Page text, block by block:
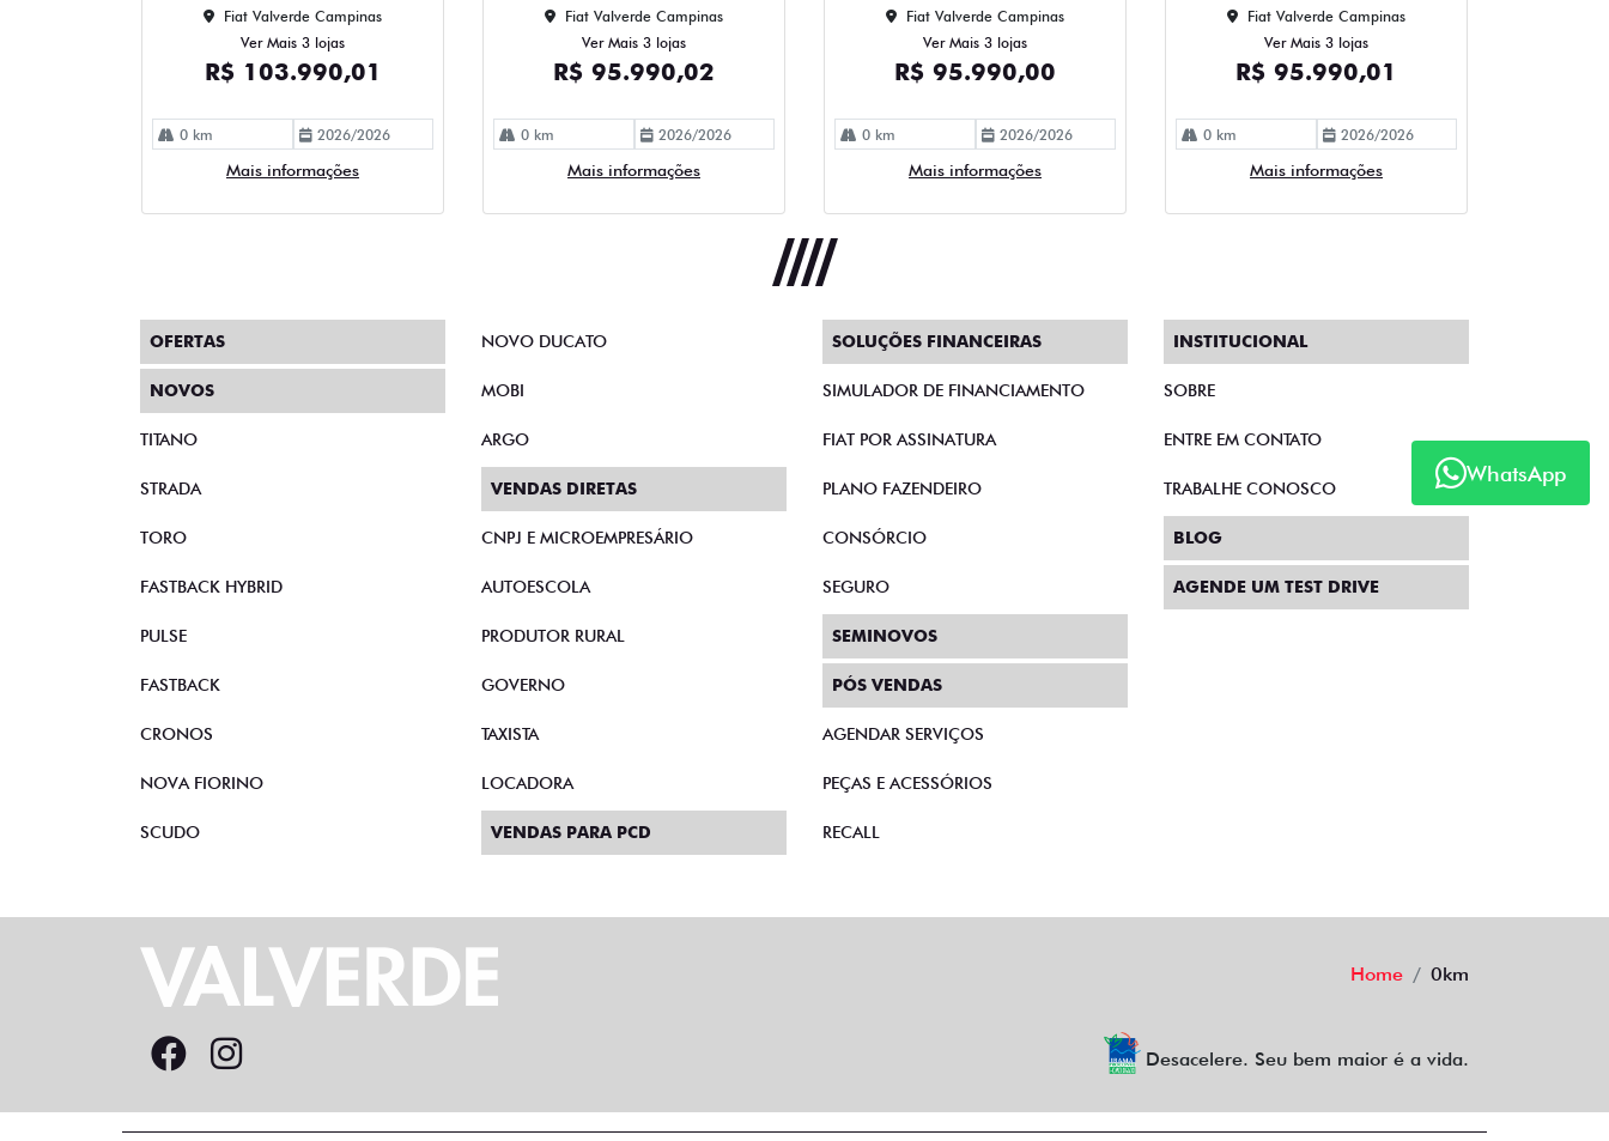
Fiat Valverde Campinas
Ver Mais 3 lojas
R$ 103.990,01
0 km 2026/2026
Mais informações
Fiat Valverde Campinas
Ver Mais 3 lojas
R$ 95.990,02
0 km 2026/2026
Mais informações
Fiat Valverde Campinas
Ver Mais 3 lojas
R$ 95.990,00
0 km 2026/2026
Mais informações
Fiat Valverde Campinas
Ver Mais 3 lojas
R$ 95.990,01
0 km 2026/2026
Mais informações
WhatsApp
OFERTAS
NOVOS
TITANO
STRADA
TORO
FASTBACK HYBRID
PULSE
FASTBACK
CRONOS
NOVA FIORINO
SCUDO
NOVO DUCATO
MOBI
ARGO
VENDAS DIRETAS
CNPJ E MICROEMPRESÁRIO
AUTOESCOLA
PRODUTOR RURAL
GOVERNO
TAXISTA
LOCADORA
VENDAS PARA PCD
SOLUÇÕES FINANCEIRAS
SIMULADOR DE FINANCIAMENTO
FIAT POR ASSINATURA
PLANO FAZENDEIRO
CONSÓRCIO
SEGURO
SEMINOVOS
PÓS VENDAS
AGENDAR SERVIÇOS
PEÇAS E ACESSÓRIOS
RECALL
INSTITUCIONAL
SOBRE
ENTRE EM CONTATO
TRABALHE CONOSCO
BLOG
AGENDE UM TEST DRIVE
Home 0km
Desacelere. Seu bem maior é a vida.